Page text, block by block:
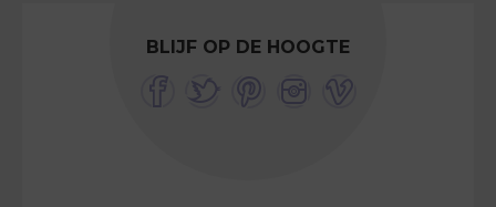
BLIJF OP DE HOOGTE